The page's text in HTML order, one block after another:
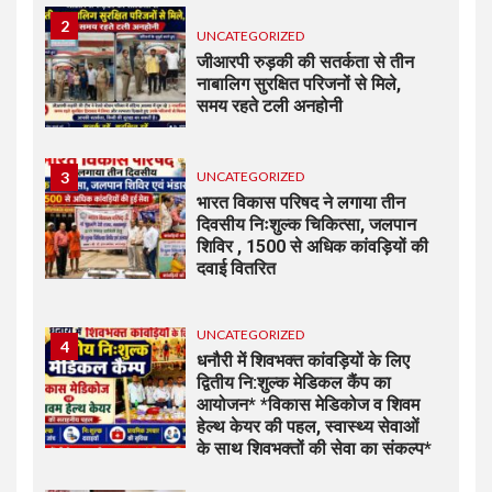
2
UNCATEGORIZED
जीआरपी रुड़की की सतर्कता से तीन
नाबालिग सुरक्षित परिजनों से मिले,
समय रहते टली अनहोनी
3 UNCATEGORIZED
भारत विकास परिषद ने लगाया तीन
दिवसीय निःशुल्क चिकित्सा, जलपान
शिविर , 1500 से अधिक कांवड़ियों की
दवाई वितरित
4
UNCATEGORIZED
धनौरी में शिवभक्त कांवड़ियों के लिए
द्वितीय नि:शुल्क मेडिकल कैंप का
आयोजन* *विकास मेडिकोज व शिवम
हेल्थ केयर की पहल, स्वास्थ्य सेवाओं
के साथ शिवभक्तों की सेवा का संकल्प*